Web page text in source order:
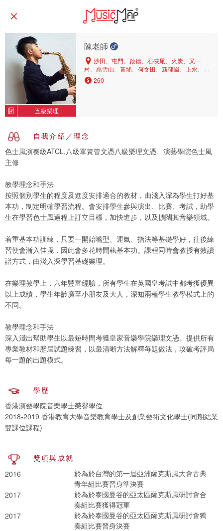
五級樂理
陳老師
沙田、屯門、啟德、石硤尾、火炭、又一
村、慈雲山、黃埔、何文田、新蒲崗、上水、太
子、深水埗、美孚、九龍灣、荃灣、油麻地、大
埔、葵涌、灣仔、九龍塘、元朗、旺角、黃大
260
自我介紹／理念
色士風演奏級ATCL,八級單簧管文憑八級樂理文憑、演藝學院色士風
主修
教學理念和手法
按照個別學生的程度及進度安排適合的教材，由淺入深為學生打好基
本功，制定明確學習流程。會安排學生參與演出、比賽、考試，助學
生在學習色士風過程上訂立目標，加快進步，以及擴闊其音樂領域。
着重基本功訓練，只要一開始嘴型、運氣、指法等基礎學好，往後練
習便會漸入佳境，因此會多花時間執基本功。課程同時會教授有效讀
譜方式，由淺入深學習基礎樂理。
在樂理教學上，六年豐富經驗，所有學生在英國皇考試中都考獲優異
以上成績，學生年齡廣至小朋友及大人，深知兩種學生教學模式上的
不同。
教學理念和手法
深入淺出幫助學生以最短時間考獲皇家音樂學院樂理文憑。提供所有
專業教材和歷屆試題練習，以最清晰方法解釋每題做法，攻破考評局
每一題的出題模式。
學歷
香港演藝學院音樂學士榮譽學位
2018-2019 香港教育大學音樂教育學士及創業藝術文化學士(同期結業
雙課位課程)
獎項與成就
2016
於為於台灣的第一屆亞洲薩克斯風大會古典
青年組比賽晉身準決賽
2017
於為於泰國曼谷的亞太區薩克斯風研討會合
奏組比賽獲得冠軍
2017
於為於泰國曼谷的亞太區薩克斯風研討會獨
奏組比賽晉身決賽